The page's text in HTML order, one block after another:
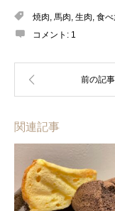
焼肉, 馬肉, 生肉, 食べ
コメント: 1
関連記事